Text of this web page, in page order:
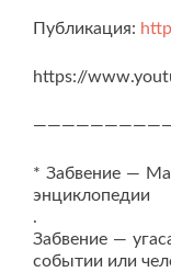
Публикация:
https://
* Забвение —
энциклопедии
.
Забвение —
событии или